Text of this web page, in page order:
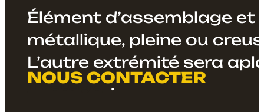
Élément d’assemblage
métallique, pleine ou
L’autre extrémité sera
rivetage .